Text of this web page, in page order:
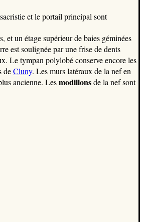
et le portail principal sont
et un étage supérieur de baies géminées
est soulignée par une frise de dents
Le tympan polylobé conserve encore les
deCluny. Les murs latéraux de la nef en
ancienne. Lesmodillonsde la nef sont